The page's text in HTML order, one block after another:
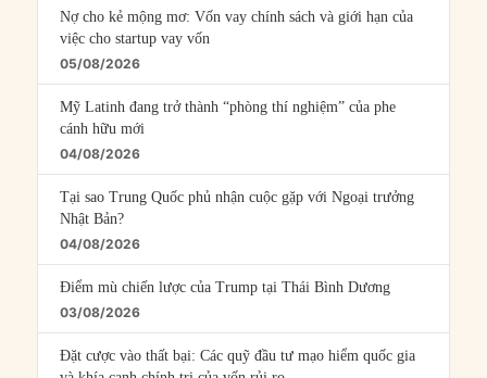
Nợ cho kẻ mộng mơ: Vốn vay chính sách và giới hạn của
việc cho startup vay vốn
05/08/2026
Mỹ Latinh đang trở thành “phòng thí nghiệm” của phe
cánh hữu mới
04/08/2026
Tại sao Trung Quốc phủ nhận cuộc gặp với Ngoại trưởng
Nhật Bản?
04/08/2026
Điểm mù chiến lược của Trump tại Thái Bình Dương
03/08/2026
Đặt cược vào thất bại: Các quỹ đầu tư mạo hiểm quốc gia